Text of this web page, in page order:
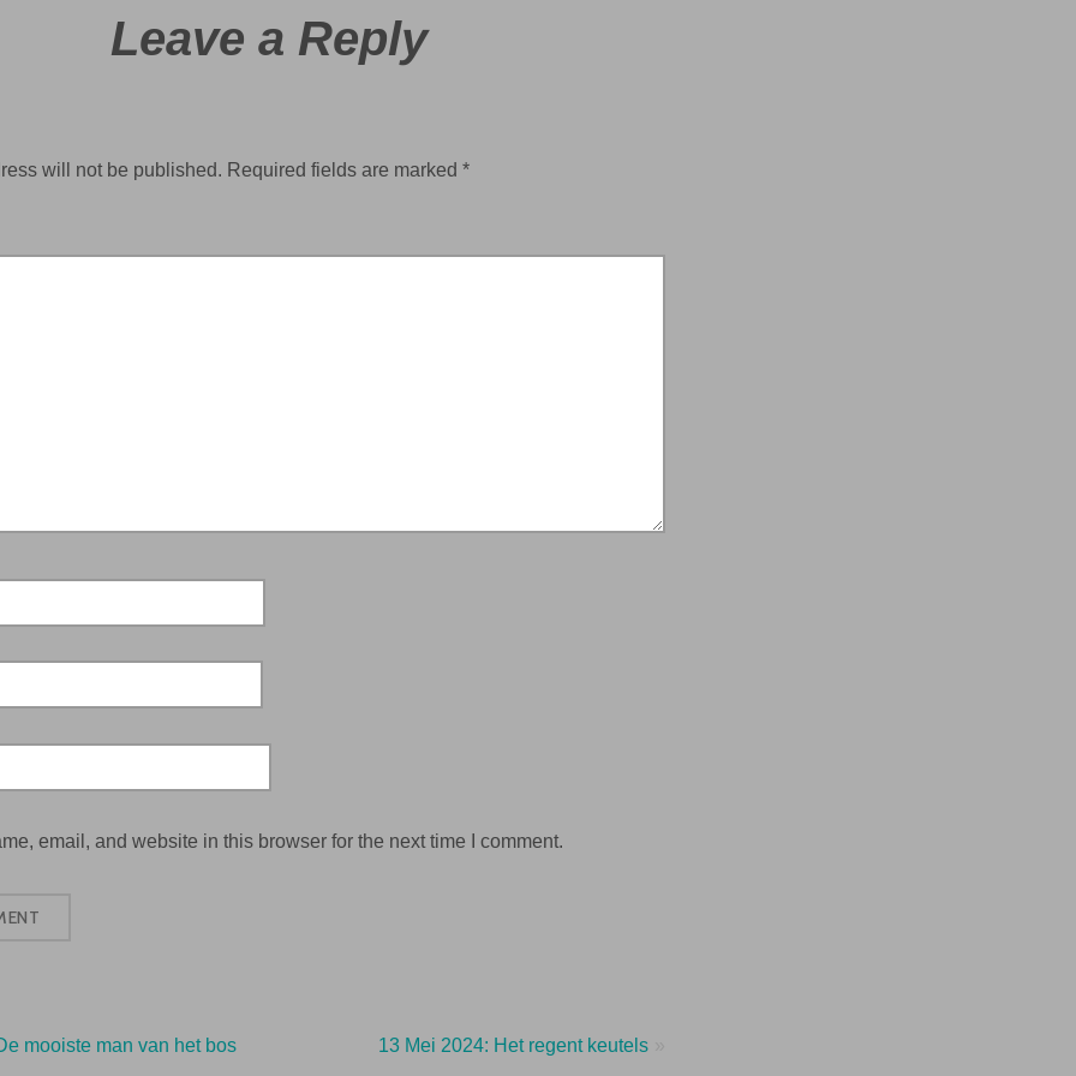
Leave a Reply
will not be published. Required fields are marked *
email, and website in this browser for the next time I comment.
mooiste man van het bos 13 Mei 2024: Het regent keutels